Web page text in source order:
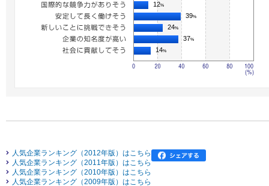
12%
39%
24%
37%
14%
人気企業ランキング（2012年版）はこちら
人気企業ランキング（2011年版）はこちら
人気企業ランキング（2010年版）はこちら
人気企業ランキング（2009年版）はこちら